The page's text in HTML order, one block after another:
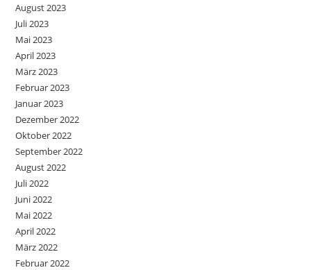
August 2023
Juli 2023
Mai 2023
April 2023
März 2023
Februar 2023
Januar 2023
Dezember 2022
Oktober 2022
September 2022
August 2022
Juli 2022
Juni 2022
Mai 2022
April 2022
März 2022
Februar 2022